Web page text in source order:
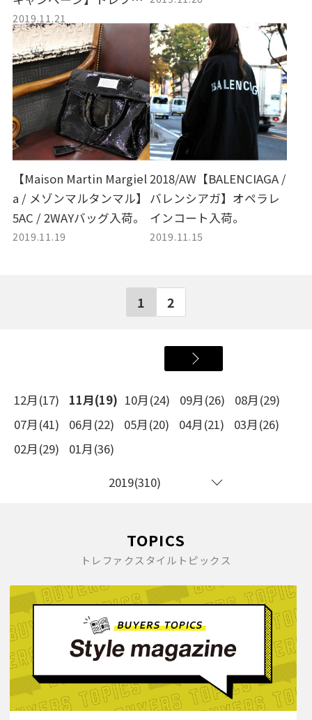
クスタイル調布国領店
2019.11.21
【Maison Martin Margiel
a / メゾンマルタンマル】
5AC / 2WAYバッグ入荷。
2019.11.19
2018/AW【BALENCIAGA /
バレンシアガ】オペラレ
インコート入荷。
2019.11.15
1 2
12月(17) 11月(19) 10月(24) 09月(26)
08月(29)
07月(41)
06月(22) 05月(20) 04月(21)
03月(26)
02月(29)
01月(36)
2019(310)
TOPICS
トレファクスタイルトピックス